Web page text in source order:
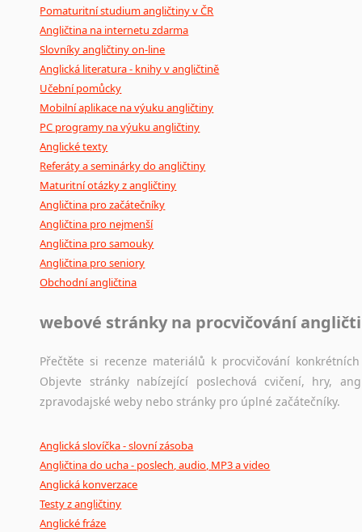
Pomaturitní studium angličtiny v ČR
Angličtina na internetu zdarma
Slovníky angličtiny on-line
Anglická literatura - knihy v angličtině
Učební pomůcky
Mobilní aplikace na výuku angličtiny
PC programy na výuku angličtiny
Anglické texty
Referáty a seminárky do angličtiny
Maturitní otázky z angličtiny
Angličtina pro začátečníky
Angličtina pro nejmenší
Angličtina pro samouky
Angličtina pro seniory
Obchodní angličtina
webové stránky na procvičování
Přečtěte si recenze materiálů k procvičování
Objevte stránky nabízející poslechová cvičení, hry,
zpravodajské weby nebo stránky pro úplné začátečníky.
Anglická slovíčka - slovní zásoba
Angličtina do ucha - poslech, audio, MP3 a video
Anglická konverzace
Testy z angličtiny
Anglické fráze